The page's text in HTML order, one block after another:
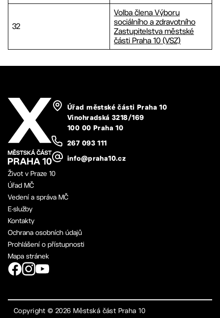
32
Volba člena Výboru
sociálního a zdravotního
Zastupitelstva městské
části Praha 10 (VSZ)
Úřad městské části Praha 10
Vinohradská 3218/169
100 00 Praha 10
267 093 111
info@praha10.cz
Život v Praze 10
Úřad MČ
Vedení a správa MČ
E-služby
Kontakty
Ochrana osobních údajů
Prohlášení o přístupnosti
Mapa stránek
Copyright ©2026 Městská část Praha 10